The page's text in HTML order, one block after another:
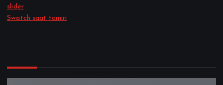
slider
Swatch saat tamiri